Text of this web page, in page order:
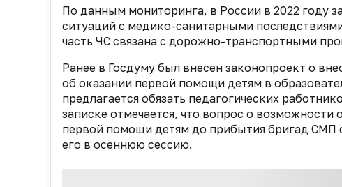
По данным мониторинга, в России в 2022 году
ситуаций с медико-санитарными
часть ЧС связана с дорожно-транспортными
Ранее в Госдуму был внесен законопроект о
об оказании первой помощи детям в
предлагается обязать педагогических
записке отмечается, что вопрос о
первой помощи детям до прибытия бригад СМП
его в осеннюю сессию.